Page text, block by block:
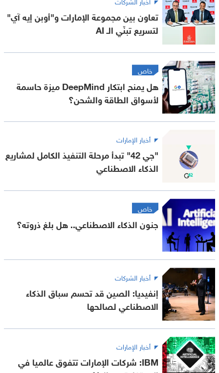
تعاون بين مجموعة الإمارات و"أوبن إيه آي"
لتسريع تبنّي الـ AI
خاص
هل يمنح ابتكار DeepMind ميزة حاسمة
لأسواق الطاقة والشحن؟
أخبار الإمارات
"جي 42" تبدأ مرحلة التنفيذ الكامل لمشاريع
الذكاء الاصطناعي
خاص
جنون الذكاء الاصطناعي.. هل بلغ ذروته؟
أخبار الشركات
إنفيديا: الصين قد تحسم سباق الذكاء
الاصطناعي لصالحها
أخبار الإمارات
IBM: شركات الإمارات تتفوق عالميا في